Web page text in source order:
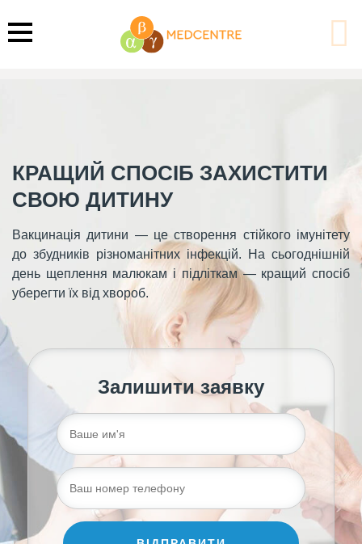
Головна Дитячий медичний центр «ГАММА+»
Вакцинація дітей
КРАЩИЙ СПОСІБ ЗАХИСТИТИ
СВОЮ ДИТИНУ
Вакцинація дитини — це створення стійкого імунітету
до збудників різноманітних інфекцій. На сьогоднішній
день щеплення малюкам і підліткам — кращий спосіб
уберегти їх від хвороб.
Залишити заявку